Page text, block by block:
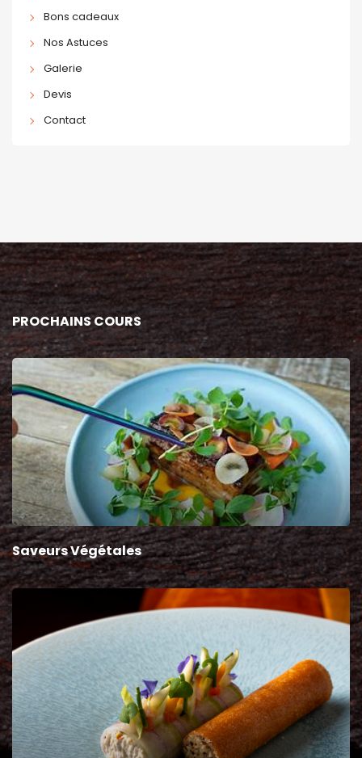
Bons cadeaux
Nos Astuces
Galerie
Devis
Contact
PROCHAINS COURS
Saveurs Végétales